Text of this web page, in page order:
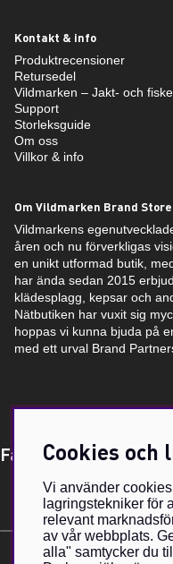
Kontakt & info
Produktrecensioner
Retursedel
Vildmarken – Jakt- och
Support
Storleksguide
Om oss
Villkor & info
Om Vildmarken Brand Store
Vildmarkens
åren och nu förverkligas
en unikt utformad butik,
har ända sedan 2015
klädesplagg, kepsar och
Nätbutiken har vuxit sig
hoppas vi kunna bjuda på
med ett urval Brand
Få Magasin
postadress
Cookies
Vi använder
lagringstekniker för
relevant
av vår webbplats.
alla" samtycker du